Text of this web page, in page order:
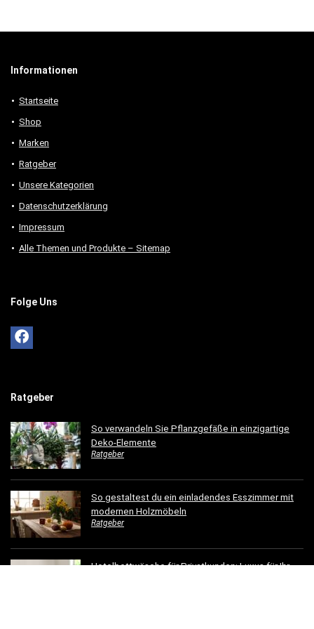
Informationen
Startseite
Shop
Marken
Ratgeber
Unsere Kategorien
Datenschutzerklärung
Impressum
Alle Themen und Produkte – Sitemap
Folge Uns
Ratgeber
So verwandeln Sie Pflanzgefäße in einzigartige
Deko-Elemente
Ratgeber
So gestaltest du ein einladendes Esszimmer mit
modernen Holzmöbeln
Ratgeber
Hotelbettwäsche für Privatkunden: Luxus für Ihr